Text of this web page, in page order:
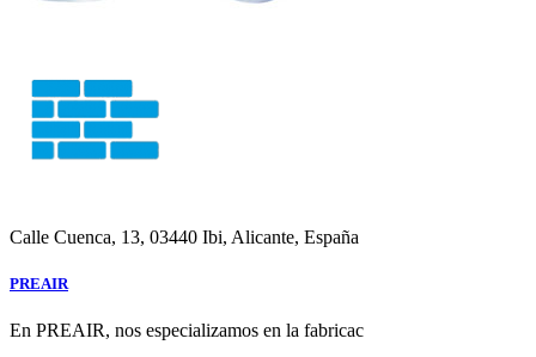
Calle Cuenca, 13, 03440 Ibi, Alicante, España
PREAIR
En PREAIR, nos especializamos en la fabricac